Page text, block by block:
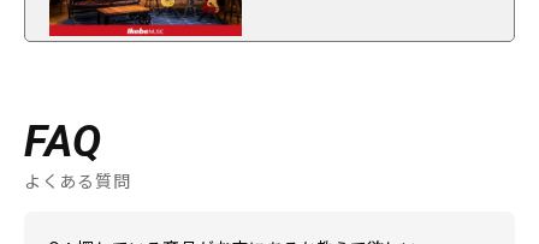
FAQ
よくある質問